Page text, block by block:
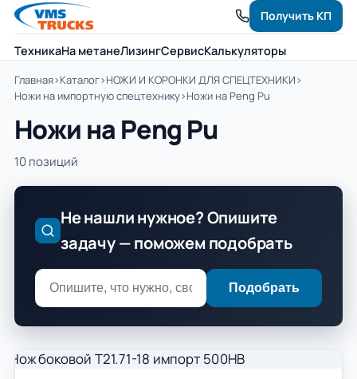
ТехникаНа метанеЛизингСервисКалькуляторы
Получить КП
Главная›Каталог›НОЖИ И КОРОНКИ ДЛЯ СПЕЦТЕХНИКИ›
Ножи на импортную спецтехнику›Ножи на Peng Pu
Ножи на Peng Pu
10 позиций
Не нашли нужное? Опишите
задачу — поможем подобрать
Подобрать